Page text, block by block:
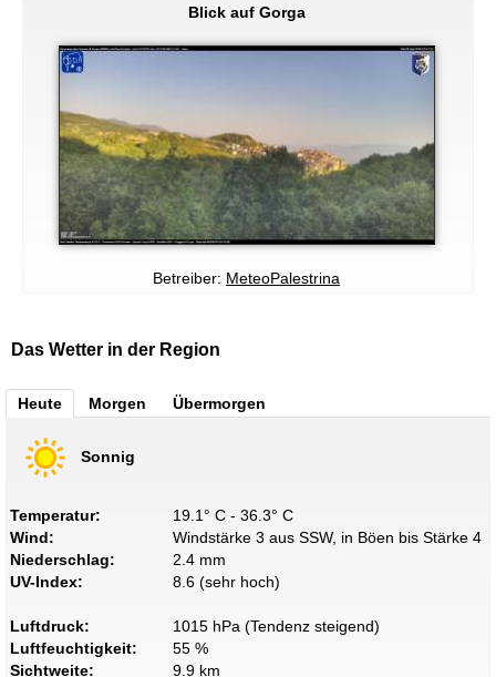
Blick auf Gorga
Betreiber: MeteoPalestrina
Das Wetter in der Region
Heute Morgen Übermorgen
Sonnig
Temperatur:
19.1° C - 36.3° C
Wind:
Windstärke 3 aus SSW, in Böen bis Stärke 4
Niederschlag:
2.4 mm
UV-Index:
8.6 (sehr hoch)
Luftdruck:
1015 hPa (Tendenz steigend)
Luftfeuchtigkeit:
55 %
Sichtweite:
9.9 km